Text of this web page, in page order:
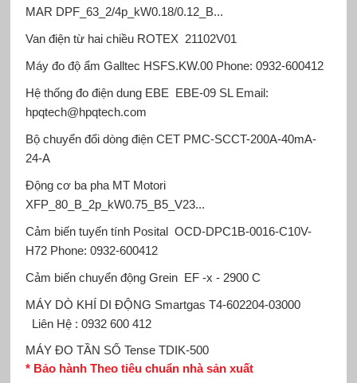
MAR DPF_63_2/4p_kW0.18/0.12_B...
Van điện từ hai chiều ROTEX 21102V01
Máy đo độ ẩm Galltec HSFS.KW.00 Phone: 0932-600412
Hệ thống đo điện dung EBE EBE-09 SL Email:
hpqtech@hpqtech.com
Bộ chuyển đổi dòng điện CETPMC-SCCT-200A-40mA-
24-A
Động cơ ba pha MT Motori
XFP_80_B_2p_kW0.75_B5_V23...
Cảm biến tuyến tính Posital OCD-DPC1B-0016-C10V-
H72 Phone: 0932-600412
Cảm biến chuyển động Grein EF -x - 2900 С
MÁY DÒ KHÍ DI ĐỘNG Smartgas T4-602204-03000
Liên Hệ : 0932 600 412
MÁY ĐO TẦN SỐ Tense TDIK-500
* Bảo hành Theo tiêu chuẩn nhà sản xuất